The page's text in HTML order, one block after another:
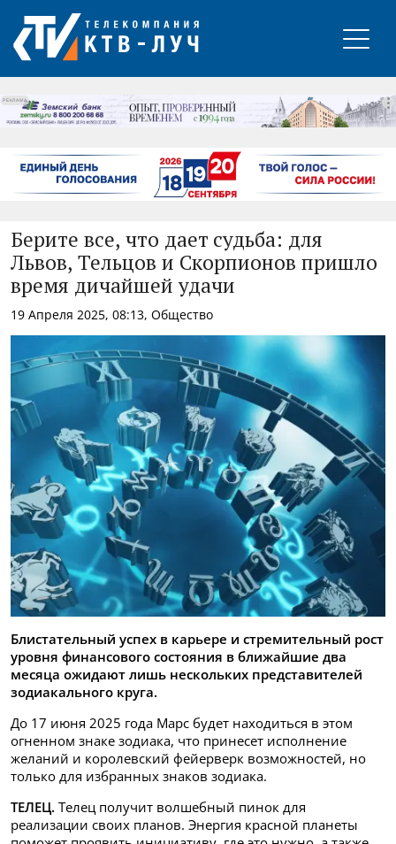
РЕКЛАМА
Берите все, что дает судьба: для
Львов, Тельцов и Скорпионов пришло
время дичайшей удачи
19 Апреля 2025, 08:13, Общество
Блистательный успех в карьере и стремительный рост
уровня финансового состояния в ближайшие два
месяца ожидают лишь нескольких представителей
зодиакального круга.
До 17 июня 2025 года Марс будет находиться в этом
огненном знаке зодиака, что принесет исполнение
желаний и королевский фейерверк возможностей, но
только для избранных знаков зодиака.
ТЕЛЕЦ. Телец получит волшебный пинок для
реализации своих планов. Энергия красной планеты